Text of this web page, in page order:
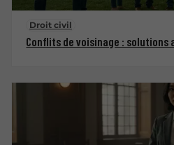
Droit civil
Conflits de voisinage :